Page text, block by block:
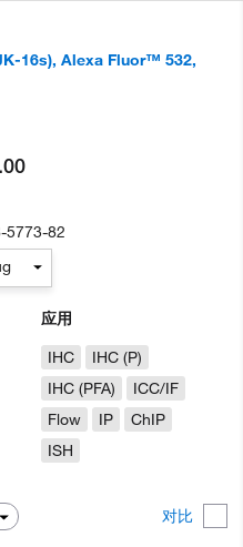
16s), Alexa Fluor™ 532,
对比
应用
IHC
IHC (P)
IHC (PFA)
ICC/IF
Flow
IP
ChIP
ISH
5773-82